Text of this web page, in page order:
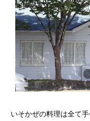
いそかぜの料理は全て手